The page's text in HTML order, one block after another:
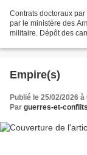
Contrats doctoraux
par le ministère des
militaire. Dépôt des
Empire(s)
Publié le 25/02/2026 à
Par guerres-et-conflits